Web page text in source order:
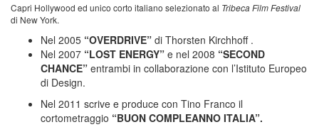
Capri Hollywood ed unico corto italiano selezionato al Tribeca Film Festival
di New York.
Nel 2005 “OVERDRIVE” di Thorsten Kirchhoff .
Nel 2007 “LOST ENERGY” e nel 2008 “SECOND
CHANCE” entrambi in collaborazione con l’Istituto Europeo
di Design.
Nel 2011 scrive e produce con Tino Franco il
cortometraggio “BUON COMPLEANNO ITALIA”.